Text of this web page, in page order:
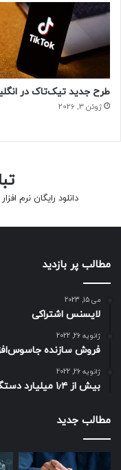
طرح جدید تیک‌تاک در
ژوئن 3, 2026
دانلود رایگان نرم افزار
مطالب پر بازدید
می 15, 2023
لایسنس اشتراکی
ژانویه 26, 2022
فروش سازنده
ژانویه 26, 2022
بیش از ۱٫۴ میلیارد دستگاه از ویندوز ۱۰ و ویندوز ۱۱ استفاده می‌کنند
مطالب جدید